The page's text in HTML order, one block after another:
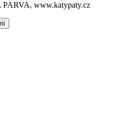
www.katypaty.cz